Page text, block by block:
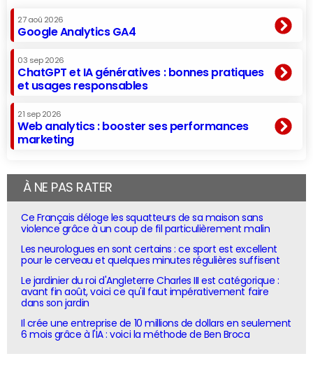
27 aoû 2026
Google Analytics GA4
03 sep 2026
ChatGPT et IA génératives : bonnes pratiques
et usages responsables
21 sep 2026
Web analytics : booster ses performances
marketing
À NE PAS RATER
Ce Français déloge les squatteurs de sa maison sans
violence grâce à un coup de fil particulièrement malin
Les neurologues en sont certains : ce sport est excellent
pour le cerveau et quelques minutes régulières suffisent
Le jardinier du roi d'Angleterre Charles III est catégorique :
avant fin août, voici ce qu'il faut impérativement faire
dans son jardin
Il crée une entreprise de 10 millions de dollars en seulement
6 mois grâce à l'IA : voici la méthode de Ben Broca